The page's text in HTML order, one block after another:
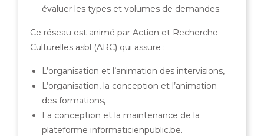
évaluer les types et volumes de demandes.
Ce réseau est animé par Action et Recherche
Culturelles asbl (ARC) qui assure :
L’organisation et l’animation des intervisions,
L’organisation, la conception et l’animation
des formations,
La conception et la maintenance de la
plateforme informaticienpublic.be.